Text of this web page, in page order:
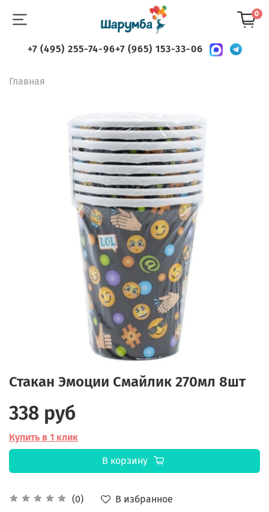
0
+7 (495) 255-74-96+7 (965) 153-33-06
Главная
Стакан Эмоции Смайлик 270мл 8шт
(0)
В избранное
338 руб
Купить в 1 клик
В корзину